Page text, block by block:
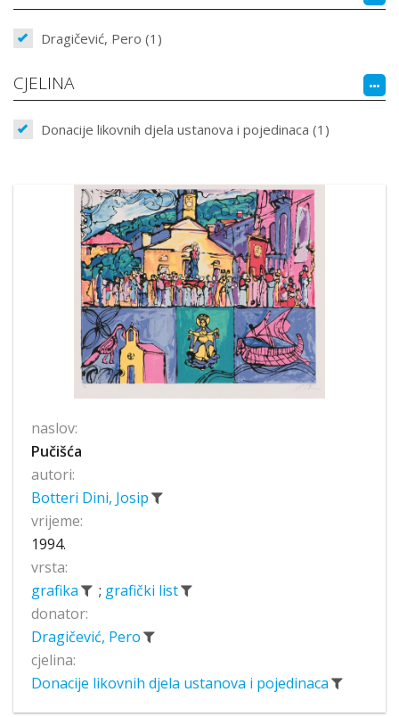
Dragičević, Pero (1)
CJELINA
Donacije likovnih djela ustanova i pojedinaca (1)
naslov:
Pučišća
autori:
Botteri Dini, Josip
vrijeme:
1994.
vrsta:
grafika
; grafički list
donator:
Dragičević, Pero
cjelina:
Donacije likovnih djela ustanova i pojedinaca